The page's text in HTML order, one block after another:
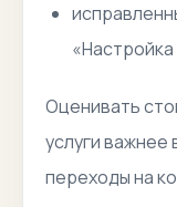
Оценивать
услуги важнее
переходы на